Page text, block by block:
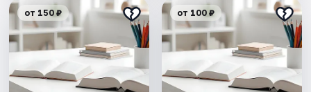
от 150 ₽ от 100 ₽